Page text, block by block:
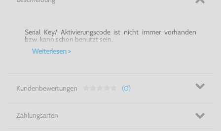
Serial Key/ Aktivierungscode ist nicht immer vorhanden
bzw. kann schon benutzt sein.
Weiterlesen >
Kundenbewertungen (0)
Zahlungsarten